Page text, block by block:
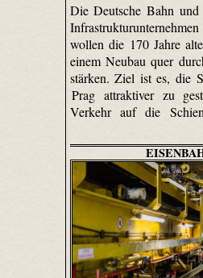
Die Deutsche Bahn und
wollen die 170 Jahre
einem Neubau quer
stärken. Ziel ist es, die
Prag attraktiver zu
Verkehr auf die